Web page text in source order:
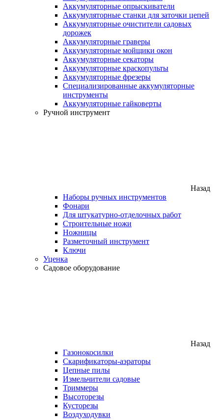
Аккумуляторные опрыскиватели
Аккумуляторные станки для заточки цепей
Аккумуляторные очистители садовых
дорожек
Аккумуляторные граверы
Аккумуляторные мойщики окон
Аккумуляторные секаторы
Аккумуляторные краскопульты
Аккумуляторные фрезеры
Специализированные аккумуляторные
инструменты
Аккумуляторные гайковерты
Ручной инструмент
Назад
Наборы ручных инструментов
Фонари
Для штукатурно-отделочных работ
Строительные ножи
Ножницы
Разметочный инструмент
Ключи
Уценка
Садовое оборудование
Назад
Газонокосилки
Скарификаторы-аэраторы
Цепные пилы
Измельчители садовые
Триммеры
Высоторезы
Кусторезы
Воздуходувки